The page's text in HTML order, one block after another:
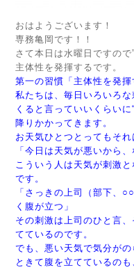
おはようございます！
専務亀岡です！！
さて本日は水曜日ですので
主体性を発揮するです。
第一の習慣「主体性を発
私たちは、毎日いろいろ
くると言っていいくらい
降りかかってきます。
お天気ひとつとってもそれ
「今日は天気が悪いから
こういう人は天気が刺激
です。
「さっきの上司（部下、
く腹が立つ」
その刺激は上司のひと言
てているのです。
でも、悪い天気で気分が
ときて腹を立てているの